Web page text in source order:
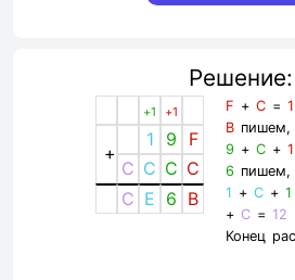
Решение:
+1 +1
+
1 9
F
C C C C
C E 6 B
F +C =
B
9 +C +1
6
1 +C +1
+ C = 12
Конец